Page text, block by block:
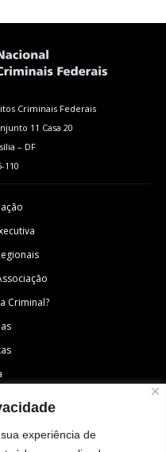
experiência de
Criminais Federais
11 Casa 20
– DF
110
Criminal?